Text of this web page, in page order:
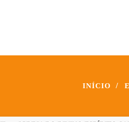
INÍCIO /